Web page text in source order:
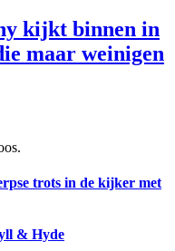
kijkt binnen in
maar weinigen
trots in de kijker met
& Hyde